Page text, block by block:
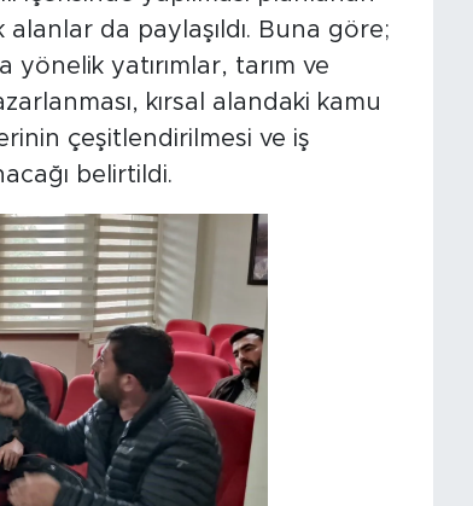
da paylaşıldı. Buna göre;
yönelik yatırımlar, tarım ve
kırsal alandaki kamu
çeşitlendirilmesi ve iş
belirtildi.